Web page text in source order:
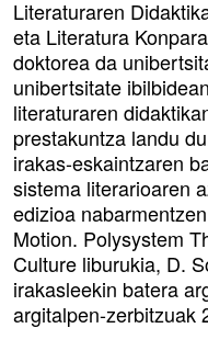
Literaturaren
eta Literatura
doktorea da
unibertsitate
literaturaren
prestakuntza landu
irakas-eskaintzaren
sistema literarioaren
edizioa
Motion. Polysystem
Culture liburukia, D.
irakasleekin batera
argitalpen-zerbitzuak